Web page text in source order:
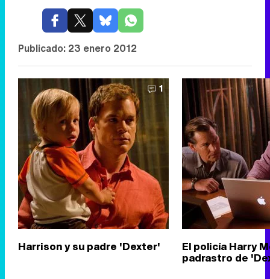
Publicado: 23 enero 2012
1
Harrison y su padre 'Dexter' El policía Harry
padrastro de